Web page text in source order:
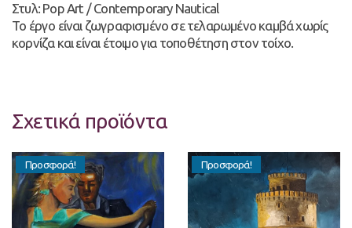
Στυλ: Pop Art / Contemporary Nautical
Το έργο είναι ζωγραφισμένο σε τελαρωμένο καμβά χωρίς
κορνίζα και είναι έτοιμο για τοποθέτηση στον τοίχο.
Σχετικά προϊόντα
Προσφορά! Προσφορά!